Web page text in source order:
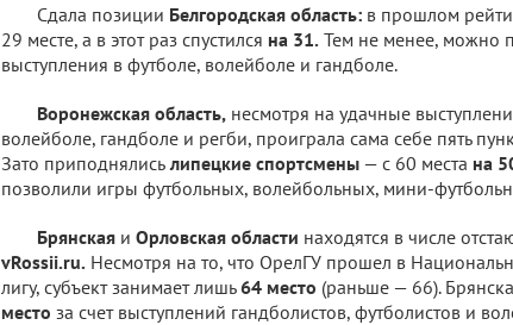
Сдала позиции Белгородская область: в прошлом
29 месте, а в этот раз спустился на 31. Тем не менее, можно
выступления в футболе, волейболе и гандболе.
Воронежская область, несмотря на удачные
волейболе, гандболе и регби, проиграла сама себе пять
Зато приподнялись липецкие спортсмены — с 60 места на
позволили игры футбольных, волейбольных, мини-
Брянская и Орловская области находятся в числе
vRossii.ru. Несмотря на то, что ОрелГУ прошел в
лигу, субъект занимает лишь64 место (раньше — 66).
место за счет выступлений гандболистов, футболистов и